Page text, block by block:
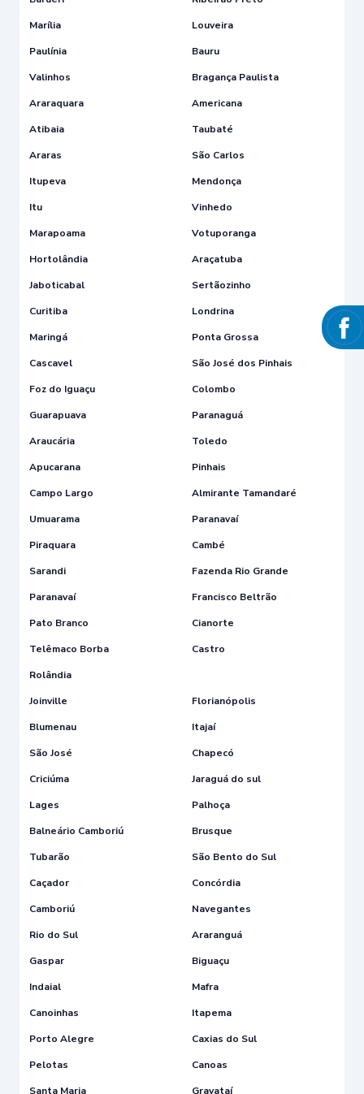
Marília
Louveira
Paulínia
Bauru
Valinhos
Bragança Paulista
Araraquara
Americana
Atibaia
Taubaté
Araras
São Carlos
Itupeva
Mendonça
Itu
Vinhedo
Marapoama
Votuporanga
Hortolândia
Araçatuba
Jaboticabal
Sertãozinho
Curitiba
Londrina
Maringá
Ponta Grossa
Cascavel
São José dos Pinhais
Foz do Iguaçu
Colombo
Guarapuava
Paranaguá
Araucária
Toledo
Apucarana
Pinhais
Campo Largo
Almirante Tamandaré
Umuarama
Paranavaí
Piraquara
Cambé
Sarandi
Fazenda Rio Grande
Paranavaí
Francisco Beltrão
Pato Branco
Cianorte
Telêmaco Borba
Castro
Rolândia
Joinville
Florianópolis
Blumenau
Itajaí
São José
Chapecó
Criciúma
Jaraguá do sul
Lages
Palhoça
Balneário Camboriú
Brusque
Tubarão
São Bento do Sul
Caçador
Concórdia
Camboriú
Navegantes
Rio do Sul
Araranguá
Gaspar
Biguaçu
Indaial
Mafra
Canoinhas
Itapema
Porto Alegre
Caxias do Sul
Pelotas
Canoas
Santa Maria
Gravataí